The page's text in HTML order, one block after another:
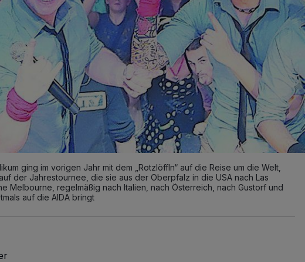
ging im vorigen Jahr mit dem „Rotzlöffln“ auf die Reise um die Welt,
der Jahrestournee, die sie aus der Oberpfalz in die USA nach Las
Melbourne, regelmäßig nach Italien, nach Österreich, nach Gustorf und
auf die AIDA bringt